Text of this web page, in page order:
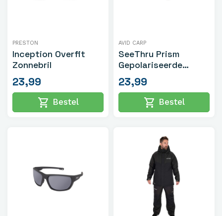
PRESTON
Inception Overfit
Zonnebril
23,99
shopping_cart Bestel
AVID CARP
SeeThru Prism
Gepolariseerde
Zonnebril
23,99
shopping_cart Bestel